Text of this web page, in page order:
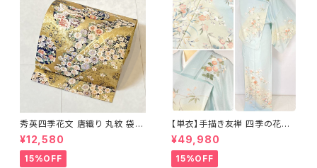
秀英四季花文 唐織り 丸紋 袋帯
正絹 金糸 ゴールド 紺 ピンク 7
05
¥12,580
15%OFF
【単衣】手描き友禅 四季の花々
正絹 訪問着 水色 黄緑 白 パス
テルカラー 1431
¥49,980
15%OFF